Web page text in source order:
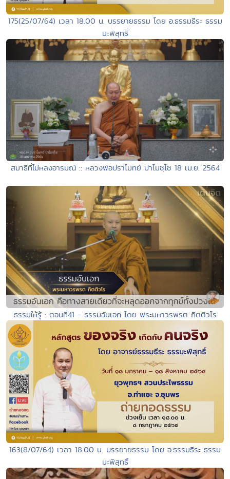
175(25/07/64) เวลา 18.00 น. บรรยายธรรม โดย อ.ธรรมธีระ ธรรม
มะพิสุทธิ์
สมาธิที่ไม่หลงอารมณ์ :: หลวงพ่อปราโมทย์ ปาโมชฺโช 18 เม.ย. 2564
ธรรมให้รู้ : ตอนที่41 - ธรรมอันเอก โดย พระมหาวรพรต กิตติวโร
163(8/07/64) เวลา 18.00 น. บรรยายธรรม โดย อ.ธรรมธีระ ธรรม
มะพิสุทธิ์